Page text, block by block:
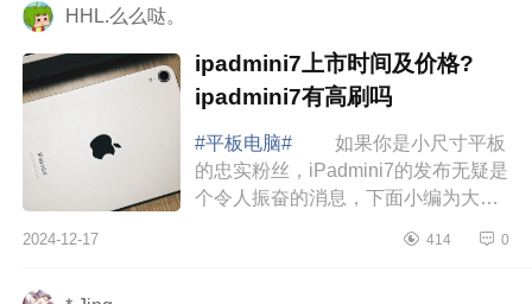
HHL.么么哒。
ipadmini7上市时间及价格?
ipadmini7有高刷吗
#平板电脑#
如果你是小尺寸平板
的忠实粉丝，iPadmini7的发布无疑是
个令人振奋的消息，下面小编为大家
ipadmini7有高刷吗 ipadmini7上
2024-12-17 414 0